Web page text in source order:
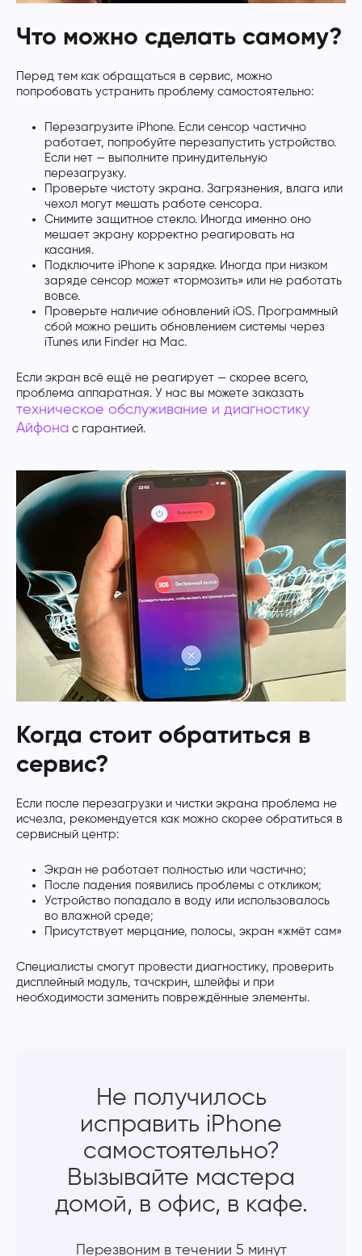
Что можно сделать самому?
Перед тем как обращаться в сервис, можно
попробовать устранить проблему самостоятельно:
Перезагрузите iPhone. Если сенсор частично
работает, попробуйте перезапустить устройство.
Если нет — выполните принудительную
перезагрузку.
Проверьте чистоту экрана. Загрязнения, влага или
чехол могут мешать работе сенсора.
Снимите защитное стекло. Иногда именно оно
мешает экрану корректно реагировать на
касания.
Подключите iPhone к зарядке. Иногда при низком
заряде сенсор может «тормозить» или не работать
вовсе.
Проверьте наличие обновлений iOS. Программный
сбой можно решить обновлением системы через
iTunes или Finder на Mac.
Если экран всё ещё не реагирует — скорее всего,
проблема аппаратная. У нас вы можете заказать
техническое обслуживание и диагностику
Айфона с гарантией.
Когда стоит обратиться в
сервис?
Если после перезагрузки и чистки экрана проблема не
исчезла, рекомендуется как можно скорее обратиться в
сервисный центр:
Экран не работает полностью или частично;
После падения появились проблемы с откликом;
Устройство попадало в воду или использовалось
во влажной среде;
Присутствует мерцание, полосы, экран «жмёт сам»
Специалисты смогут провести диагностику, проверить
дисплейный модуль, тачскрин, шлейфы и при
необходимости заменить повреждённые элементы.
Не получилось
исправить iPhone
самостоятельно?
Вызывайте мастера
домой, в офис, в кафе.
Перезвоним в течении 5 минут